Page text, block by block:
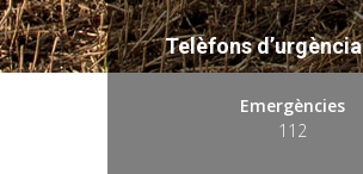
Telèfons d’urgència
Emergències
112